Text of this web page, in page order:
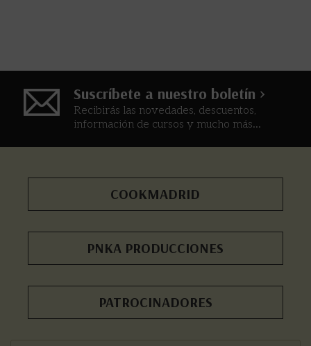
Suscríbete a nuestro boletín >
Recibirás las novedades, descuentos,
información de cursos y mucho más...
COOKMADRID
PNKA PRODUCCIONES
PATROCINADORES